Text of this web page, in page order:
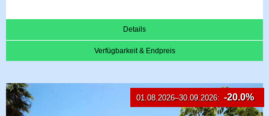
Details
Verfügbarkeit & Endpreis
01.08.2026–30.09.2026: -20.0%